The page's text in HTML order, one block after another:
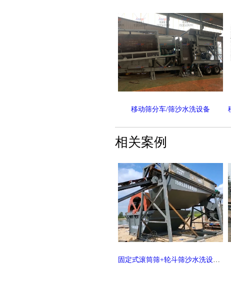
移动筛分车/筛沙水洗设备
相关案例